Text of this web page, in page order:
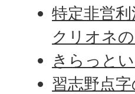
特定非営
クリオネ
きらっと
習志野点